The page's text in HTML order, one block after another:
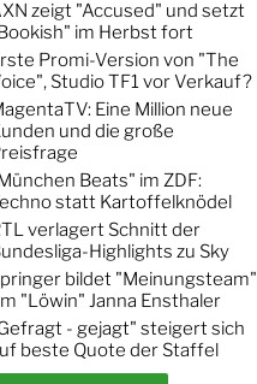
zeigt "Accused" und setzt
im Herbst fort
Promi-Version von "The
Studio TF1 vor Verkauf?
Eine Million neue
und die große
Beats" im ZDF:
statt Kartoffelknödel
verlagert Schnitt der
Highlights zu Sky
bildet "Meinungsteam"
"Löwin" Janna Ensthaler
- gejagt" steigert sich
beste Quote der Staffel